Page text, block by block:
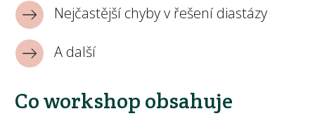
Nejčastější chyby v řešení diastázy
A další
Co workshop obsahuje